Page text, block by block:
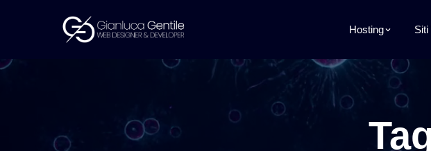
Hosting Siti